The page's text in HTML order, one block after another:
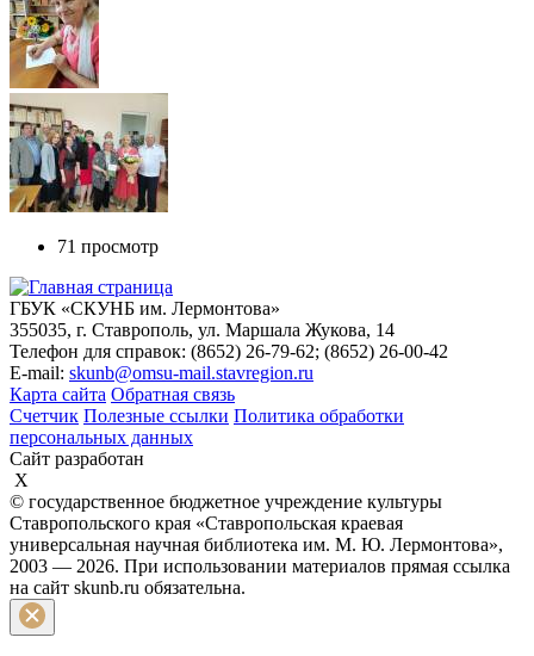
71 просмотр
ГБУК «СКУНБ им. Лермонтова»
355035, г. Ставрополь, ул. Маршала Жукова, 14
Телефон для справок: (8652) 26-79-62; (8652) 26-00-42
E-mail: skunb@omsu-mail.stavregion.ru
Карта сайта Обратная связь
Счетчик Полезные ссылки Политика обработки
персональных данных
Сайт разработан
X
© государственное бюджетное учреждение культуры
Ставропольского края «Ставропольская краевая
универсальная научная библиотека им. М. Ю. Лермонтова»,
2003 — 2026. При использовании материалов прямая ссылка
на сайт skunb.ru обязательна.